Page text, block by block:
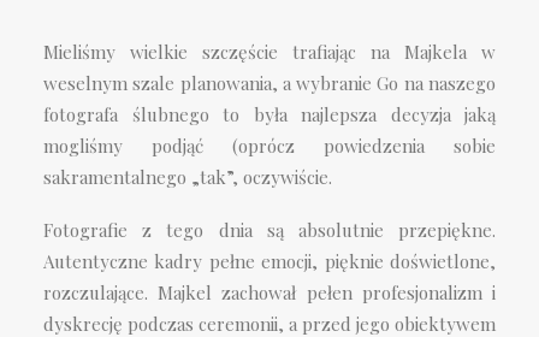
Mieliśmy wielkie szczęście trafiając na Majkela w
weselnym szale planowania, a wybranie Go na naszego
fotografa ślubnego to była najlepsza decyzja jaką
mogliśmy podjąć (oprócz powiedzenia sobie
sakramentalnego „tak”, oczywiście.
Fotografie z tego dnia są absolutnie przepiękne.
Autentyczne kadry pełne emocji, pięknie doświetlone,
rozczulające. Majkel zachował pełen profesjonalizm i
dyskrecję podczas ceremonii, a przed jego obiektywem